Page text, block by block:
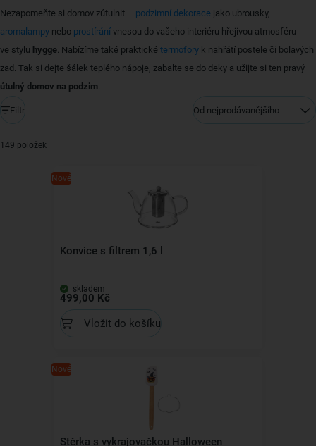
Nezapomeňte si domov zútulnit – podzimní dekorace jako ubrousky,
aromalampy nebo prostírání vnesou do vašeho interiéru hřejivou atmosféru
ve stylu hygge. Nabízíme také praktické termofory k nahřátí postele či bolavých
zad. Tak si dejte šálek teplého nápoje, zabalte se do deky a užijte si ten pravý
útulný domov na podzim.
Filtr Od nejprodávanějšího
149 položek
Nové
Konvice s filtrem 1,6 l
skladem
499,00 Kč
Vložit do košíku
Nové
Stěrka s vykrajovačkou Halloween